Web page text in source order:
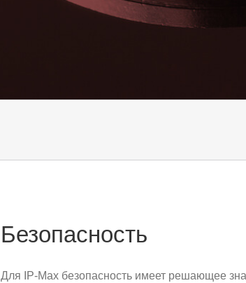
Безопасность
Для IP-Max безопасность имеет решающее